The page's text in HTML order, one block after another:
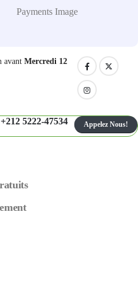
avant Mercredi 12
+212 5222-47534 Appelez Nous!